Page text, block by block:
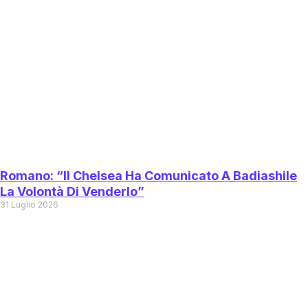
Romano: “Il Chelsea Ha Comunicato A Badiashile
La Volontà Di Venderlo”
31 Luglio 2026